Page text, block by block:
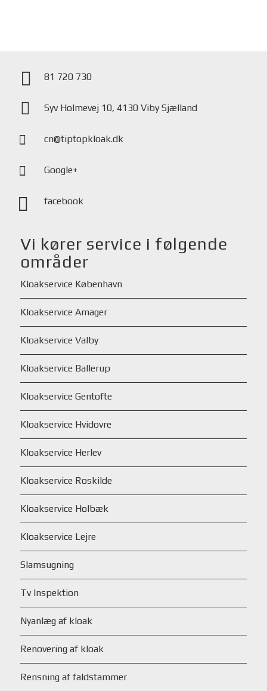
81 720 730
Syv Holmevej 10, 4130 Viby Sjælland
cn@tiptopkloak.dk
Google+
facebook
Vi kører service i følgende
områder
Kloakservice København
Kloakservice Amager
Kloakservice Valby
Kloakservice Ballerup
Kloakservice Gentofte
Kloakservice Hvidovre
Kloakservice Herlev
Kloakservice Roskilde
Kloakservice Holbæk
Kloakservice Lejre
Slamsugning
Tv Inspektion
Nyanlæg af kloak
Renovering af kloak
Rensning af faldstammer